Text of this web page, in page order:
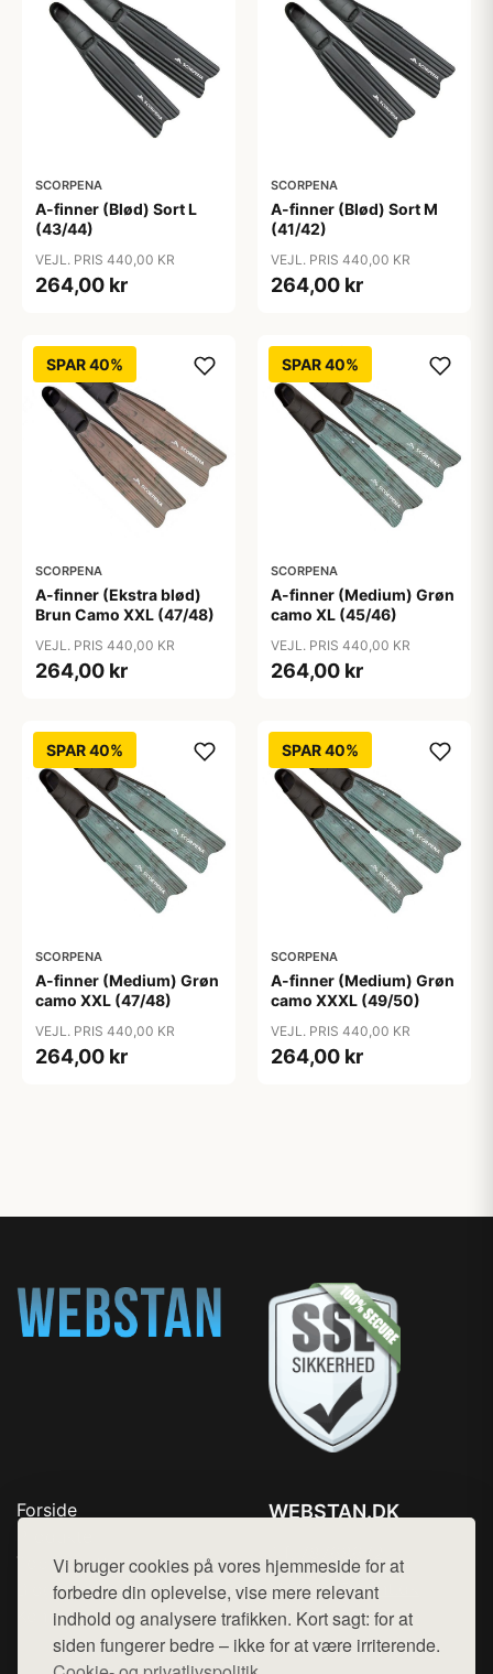
Vi bruger cookies på vores hjemmeside for at
forbedre din oplevelse, vise mere relevant
indhold og analysere trafikken. Kort sagt: for at
siden fungerer bedre – ikke for at være irriterende.
SCORPENA
A-finner (Blød) Sort L
(43/44)
VEJL. PRIS 440,00 KR
264,00 kr
SCORPENA
A-finner (Blød) Sort M
(41/42)
VEJL. PRIS 440,00 KR
264,00 kr
SPAR 40%
SCORPENA
A-finner (Ekstra blød)
Brun Camo XXL (47/48)
VEJL. PRIS 440,00 KR
264,00 kr
SPAR 40%
SCORPENA
A-finner (Medium) Grøn
camo XL (45/46)
VEJL. PRIS 440,00 KR
264,00 kr
SPAR 40%
SCORPENA
A-finner (Medium) Grøn
camo XXL (47/48)
VEJL. PRIS 440,00 KR
264,00 kr
SPAR 40%
SCORPENA
A-finner (Medium) Grøn
camo XXXL (49/50)
VEJL. PRIS 440,00 KR
264,00 kr
Forside
Top Rabatter
Blog
Kontakt
WEBSTAN.DK
Mail: hej@want.dk
Cookie- og privatlivspolitik